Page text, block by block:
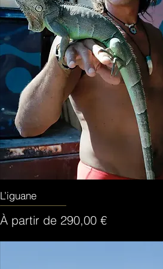
L’iguane
À partir de 290,00 €
Prix promotionnel